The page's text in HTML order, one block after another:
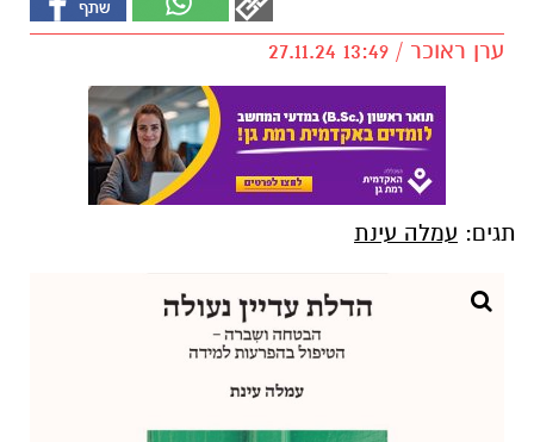
ערן ראוכר / 13:49 27.11.24
תגים: עמלה עינת